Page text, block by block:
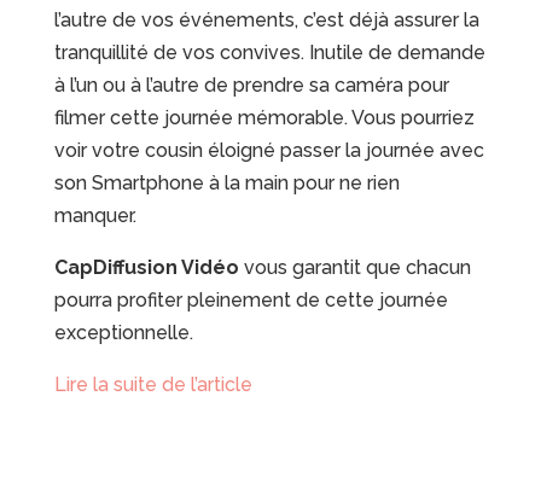
l’autre de vos événements, c’est déjà assurer la
tranquillité de vos convives. Inutile de demande
à l’un ou à l’autre de prendre sa caméra pour
filmer cette journée mémorable. Vous pourriez
voir votre cousin éloigné passer la journée avec
son Smartphone à la main pour ne rien
manquer.
CapDiffusion Vidéo vous garantit que chacun
pourra profiter pleinement de cette journée
exceptionnelle.
Lire la suite de l’article